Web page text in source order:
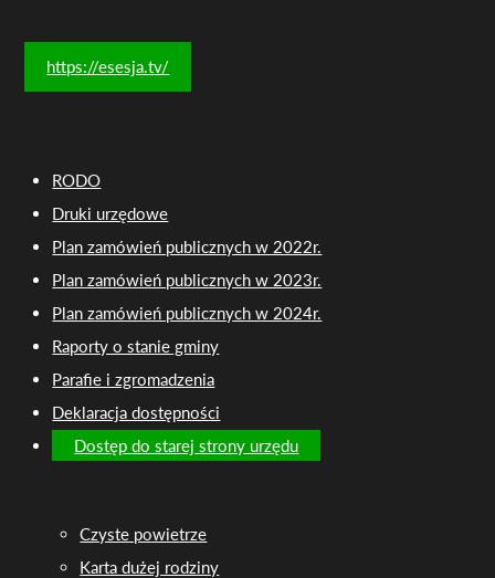
https://esesja.tv/
RODO
Druki urzędowe
Plan zamówień publicznych w 2022r.
Plan zamówień publicznych w 2023r.
Plan zamówień publicznych w 2024r.
Raporty o stanie gminy
Parafie i zgromadzenia
Deklaracja dostępności
Dostęp do starej strony urzędu
Czyste powietrze
Karta dużej rodziny